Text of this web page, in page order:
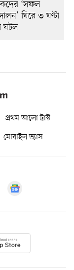
প্রথম আলো ট্রাস্ট
মোবাইল ভ্যাস